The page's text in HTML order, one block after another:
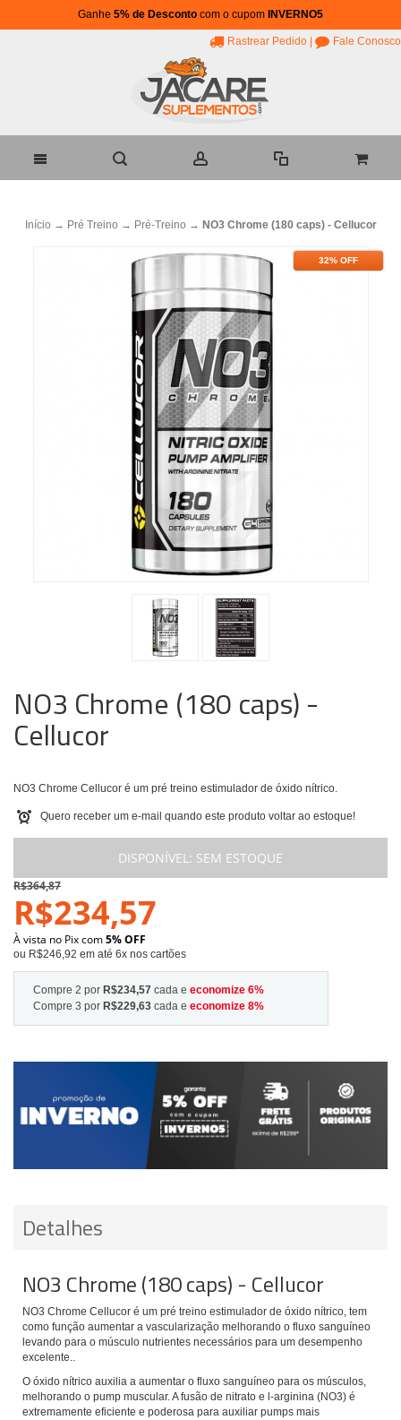
Ganhe 5% de Desconto com o cupom INVERNO5
Rastrear Pedido Fale Conosco
Início → Pré Treino → Pré-Treino → NO3 Chrome (180 caps) - Cellucor
32% OFF
NO3 Chrome (180 caps) -
Cellucor
NO3 Chrome Cellucor é um pré treino estimulador de óxido nítrico.
Quero receber um e-mail quando este produto voltar ao estoque!
DISPONÍVEL: SEM ESTOQUE
R$364,87
R$234,57
À vista no Pix com5% OFF
ou R$246,92 em até 6x nos cartões
Compre 2 por R$234,57 cada e economize 6%
Compre 3 por R$229,63 cada e economize 8%
Detalhes
NO3 Chrome (180 caps) - Cellucor
NO3 Chrome Cellucor é um pré treino estimulador de óxido nítrico, tem
como função aumentar a vascularização melhorando o fluxo sanguíneo
levando para o músculo nutrientes necessários para um desempenho
excelente..
O óxido nítrico auxilia a aumentar o fluxo sanguíneo para os músculos,
melhorando o pump muscular. A fusão de nitrato e l-arginina (NO3) é
extremamente eficiente e poderosa para auxiliar pumps mais